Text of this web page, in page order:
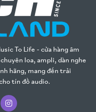
To Life - cửa hàng âm
loa, ampli, dàn nghe
hãng, mang đến trải
tín đồ audio.